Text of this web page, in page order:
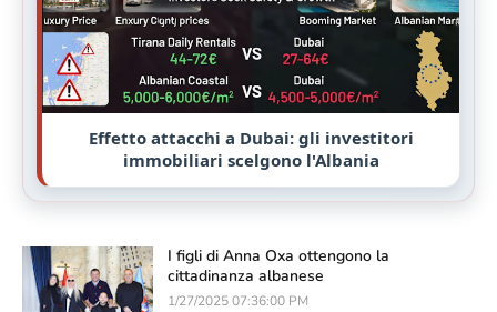
Effetto attacchi a Dubai: gli investitori
immobiliari scelgono l'Albania
I figli di Anna Oxa ottengono la
cittadinanza albanese
1/27/2025 07:36:00 PM